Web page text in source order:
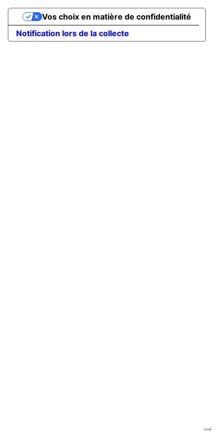
Notification lors de la collecte
Vos choix en matière de confidentialité